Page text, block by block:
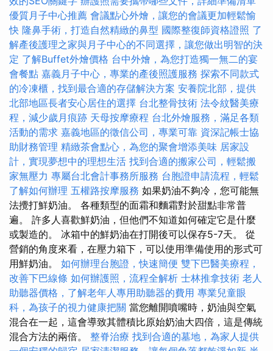
優質月子中心推薦 會議點心外燴，讓您的會議更加輕鬆愉
快 隆鼻手術，打造自然精緻的鼻型 國際整復師資格證照 了
解產後護理之家與月子中心的不同選擇，讓您做出明智的決
定 了解Buffet外燴價格 台中外燴，為您打造獨一無二的宴
會餐點 嘉義月子中心，專業的產後照護服務 探索不同款式
的冷凍櫃，找到最合適的存儲解決方案 安養院北部，提供
北部地區長者安心居住的選擇 台北整骨技術 法令紋醫美療
程，減少歲月痕跡 天母按摩療程 台北外燴服務，滿足各類
活動的需求 嘉義地區的徵信公司，專業可靠 資深記帳士協
助財務管理 精緻茶會點心，為您的聚會增添美味 居家設
計，實現夢想中的理想生活 找到合適的搬家公司，輕鬆搬
家無壓力 專屬台北會計事務所服務 台胞證申請流程，輕鬆
了解如何辦理 五權路按摩服務 如果奶油不夠冷，您可能無
法攪打鮮奶油。 各種類型的面霜和麵霜對於甜點非常普
遍。 許多人喜歡鮮奶油，但他們不知道如何確定它是什麼
或製造的。 冰箱中的鮮奶油在打開後可以保存5-7天。 從
營銷的角度來看，在壓力箱下，可以使用準備使用的形式可
用鮮奶油。 如何辦理台胞證，快速簡便 雙下巴醫美療程，
改善下巴線條 如何辦護照，流程全解析 士林推拿技術 老人
助聽器價格，了解老年人專用助聽器的費用 專業兒童眼
科，為孩子的視力健康把關 當您離開噴嘴時，奶油與空氣
混合在一起，這會導致其體積比原始奶油大四倍，這是傳統
混合方法的兩倍。 整脊治療 找到合適的墓地，為家人提供